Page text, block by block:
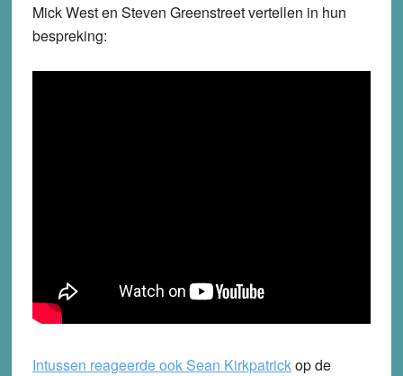
Mick West en Steven Greenstreet vertellen in hun
bespreking:
Intussen reageerde ook Sean Kirkpatrickop de